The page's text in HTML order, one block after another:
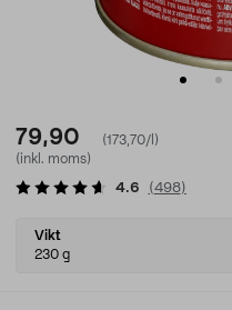
79,90
(173,70/l)
(inkl. moms)
4.6 (498)
Select
variant
Vikt
230 g